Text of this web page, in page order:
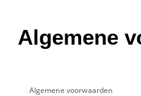
Algemene
Algemene voorwaarden